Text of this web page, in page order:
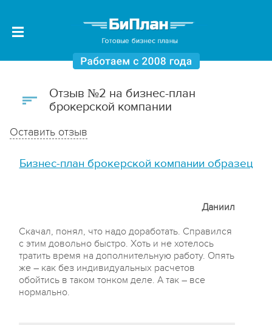
Отзыв №2 на бизнес-план
брокерской компании
Оставить отзыв
Бизнес-план брокерской компании образец
Даниил
Скачал, понял, что надо доработать. Справился
с этим довольно быстро. Хоть и не хотелось
тратить время на дополнительную работу. Опять
же – как без индивидуальных расчетов
обойтись в таком тонком деле. А так – все
нормально.